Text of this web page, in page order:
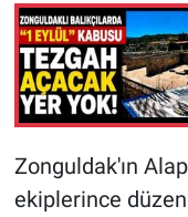
Zonguldak'ın
ekiplerince